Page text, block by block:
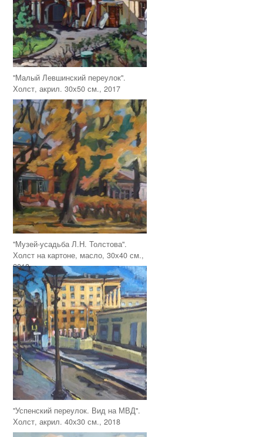
"Малый Левшинский переулок".
Холст, акрил. 30х50 см., 2017
"Музей-усадьба Л.Н. Толстова".
Холст на картоне, масло, 30х40 см.,
2018
"Успенский переулок. Вид на МВД".
Холст, акрил. 40х30 см., 2018